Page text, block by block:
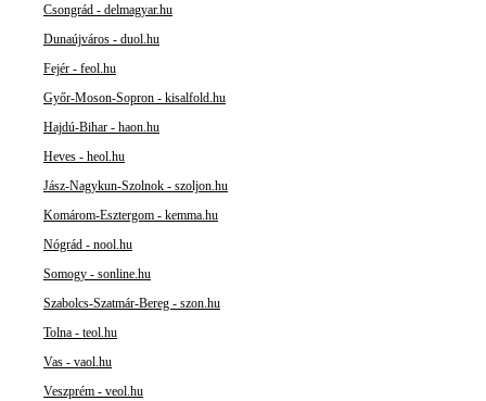
Csongrád - delmagyar.hu
Dunaújváros - duol.hu
Fejér - feol.hu
Győr-Moson-Sopron - kisalfold.hu
Hajdú-Bihar - haon.hu
Heves - heol.hu
Jász-Nagykun-Szolnok - szoljon.hu
Komárom-Esztergom - kemma.hu
Nógrád - nool.hu
Somogy - sonline.hu
Szabolcs-Szatmár-Bereg - szon.hu
Tolna - teol.hu
Vas - vaol.hu
Veszprém - veol.hu